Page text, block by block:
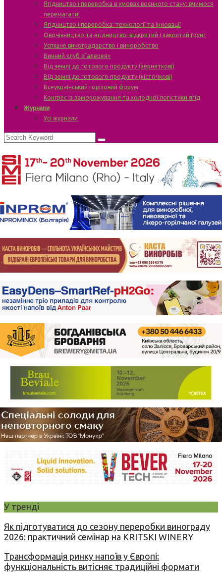
Ягідництво і переробка в умовах воєнного стану: вчимося
перемагати!
Ягідництво і переробка: технології та інновації
Овочівництво та ягідництво: відкритий і закритий ґрунт
Успішне виноградарство і виноробство
Винний клуб «Галерея»
Від землі до готового продукту (зерняткові)
Від землі до готового продукту (кісточкові)
Всеукраїнський горіховий форум
Конгрес із заморожування та холодної логістики ягід
Журнали
Усі журнали
У тренді
Як підготуватися до сезону переробки винограду
2026: практичний семінар на KRITSKI WINERY
Трансформація ринку напоїв у Європі:
функціональність витісняє традиційні формати